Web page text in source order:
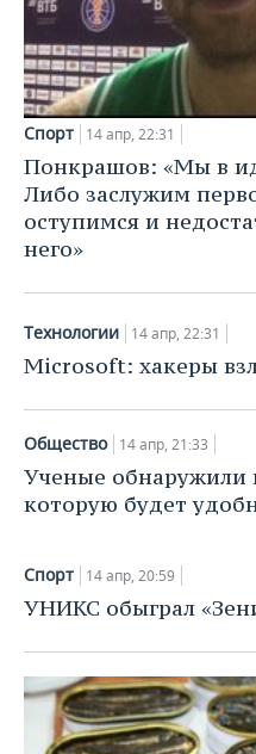
НЕФТЕХИМИЯ
НЕФТЬ
ОПК
ЭНЕРГЕТИКА
РОЗНИЧНАЯ ТОРГОВЛЯ
ТРАНСПОРТ
УСЛУГИ
НОВОСТИ ТЕХНОЛОГИЙ
IT
МЕДИА
ТЕЛЕКОММУНИКАЦИИ
МЕРОПРИЯТИЯ
НОВОСТИ МЕРОПРИЯТИЙ
ВЫЕЗДНАЯ РЕДАКЦИЯ
БИЗНЕС-БРАНЧИ
ONLINE-КОНФЕРЕНЦИИ
ОТКРЫТАЯ ЛЕКЦИЯ
СПОРТ
НОВОСТИ СПОРТА
ФУТБОЛ
ХОККЕЙ
БАСКЕТБОЛ
ВОЛЕЙБОЛ
КИБЕРСПОРТ
ФИГУРНОЕ КАТАНИЕ
ХОККЕЙ С МЯЧОМ
ОБЩЕСТВО
НОВОСТИ ОБЩЕСТВА
ВЛАСТЬ
ИНФРАСТРУКТУРА
ИСТОРИЯ
КУЛЬТУРА
МЕДИЦИНА
ПРОИСШЕСТВИЯ
ФОТОГАЛЕРЕЯ
СПРАВОЧНИК
СПИСОК ПЕРСОН
СПИСОК КОМПАНИЙ
ПОЛНАЯ ВЕРСИЯ
Спорт 14 апр, 22:31
Понкрашов: «Мы в
Либо заслужим
оступимся и
него»
Технологии 14 апр, 22:31
Microsoft: хакеры
Общество 14 апр, 21:33
Ученые обнаружили
которую будет
Спорт 14 апр, 20:59
УНИКС обыграл